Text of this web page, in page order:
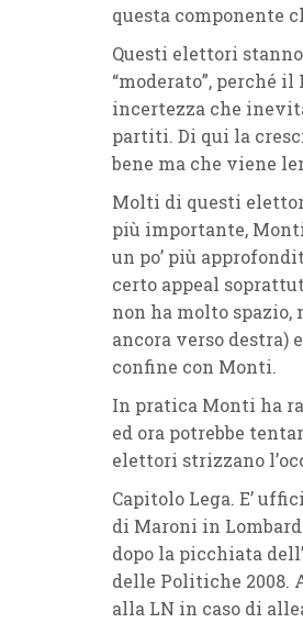
questa componente
Questi elettori
“moderato”, perché
incertezza che
partiti. Di qui la
bene ma che viene
Molti di questi
più importante,
un po’ più
certo appeal
non ha molto spazio,
ancora verso destra)
confine con Monti.
In pratica Monti ha
ed ora potrebbe
elettori strizzano
Capitolo Lega. E’
di Maroni in
dopo la picchiata
delle Politiche 2008.
alla LN in caso di